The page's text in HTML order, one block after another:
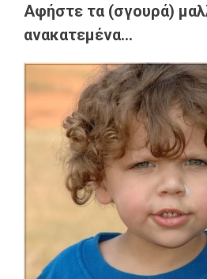
Αφήστε τα (σγουρά)
ανακατεμένα...